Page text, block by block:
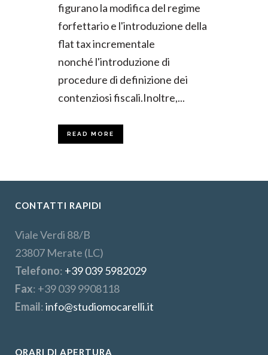
figurano la modifica del regime
forfettario e l'introduzione della
flat tax incrementale
nonché l'introduzione di
procedure di definizione dei
contenziosi fiscali.Inoltre,...
READ MORE
CONTATTI RAPIDI
Viale Verdi 88/B
23807 Merate (LC)
Telefono: +39 039 5982029
Fax: +39 039 9908118
Email:info@studiomocarelli.it
ORARI DI APERTURA